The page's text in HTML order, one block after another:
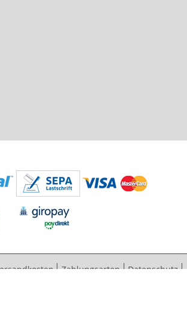
Zahlungsarten
Datenschutz